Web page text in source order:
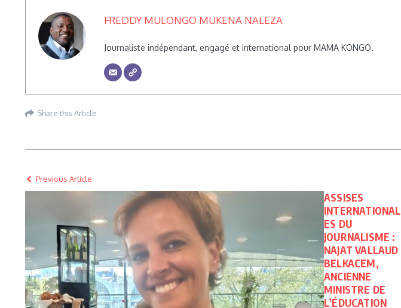
FREDDY MULONGO MUKENA NALEZA
Journaliste indépendant, engagé et international pour MAMA KONGO.
Share this Article
Previous Article
ASSISES
INTERNATIONAL
ES DU
JOURNALISME :
NAJAT VALLAUD
BELKACEM,
ANCIENNE
MINISTRE DE
L’ÉDUCATION